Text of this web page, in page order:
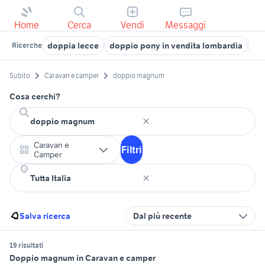
Home Cerca Vendi Messaggi
Ricerche doppia lecce doppio pony in vendita lombardia
Subito Caravan e camper doppio magnum
Cosa cerchi?
Caravan e
Camper
Filtri
Salva ricerca Dal più recente
19 risultati
Doppio magnum in Caravan e camper